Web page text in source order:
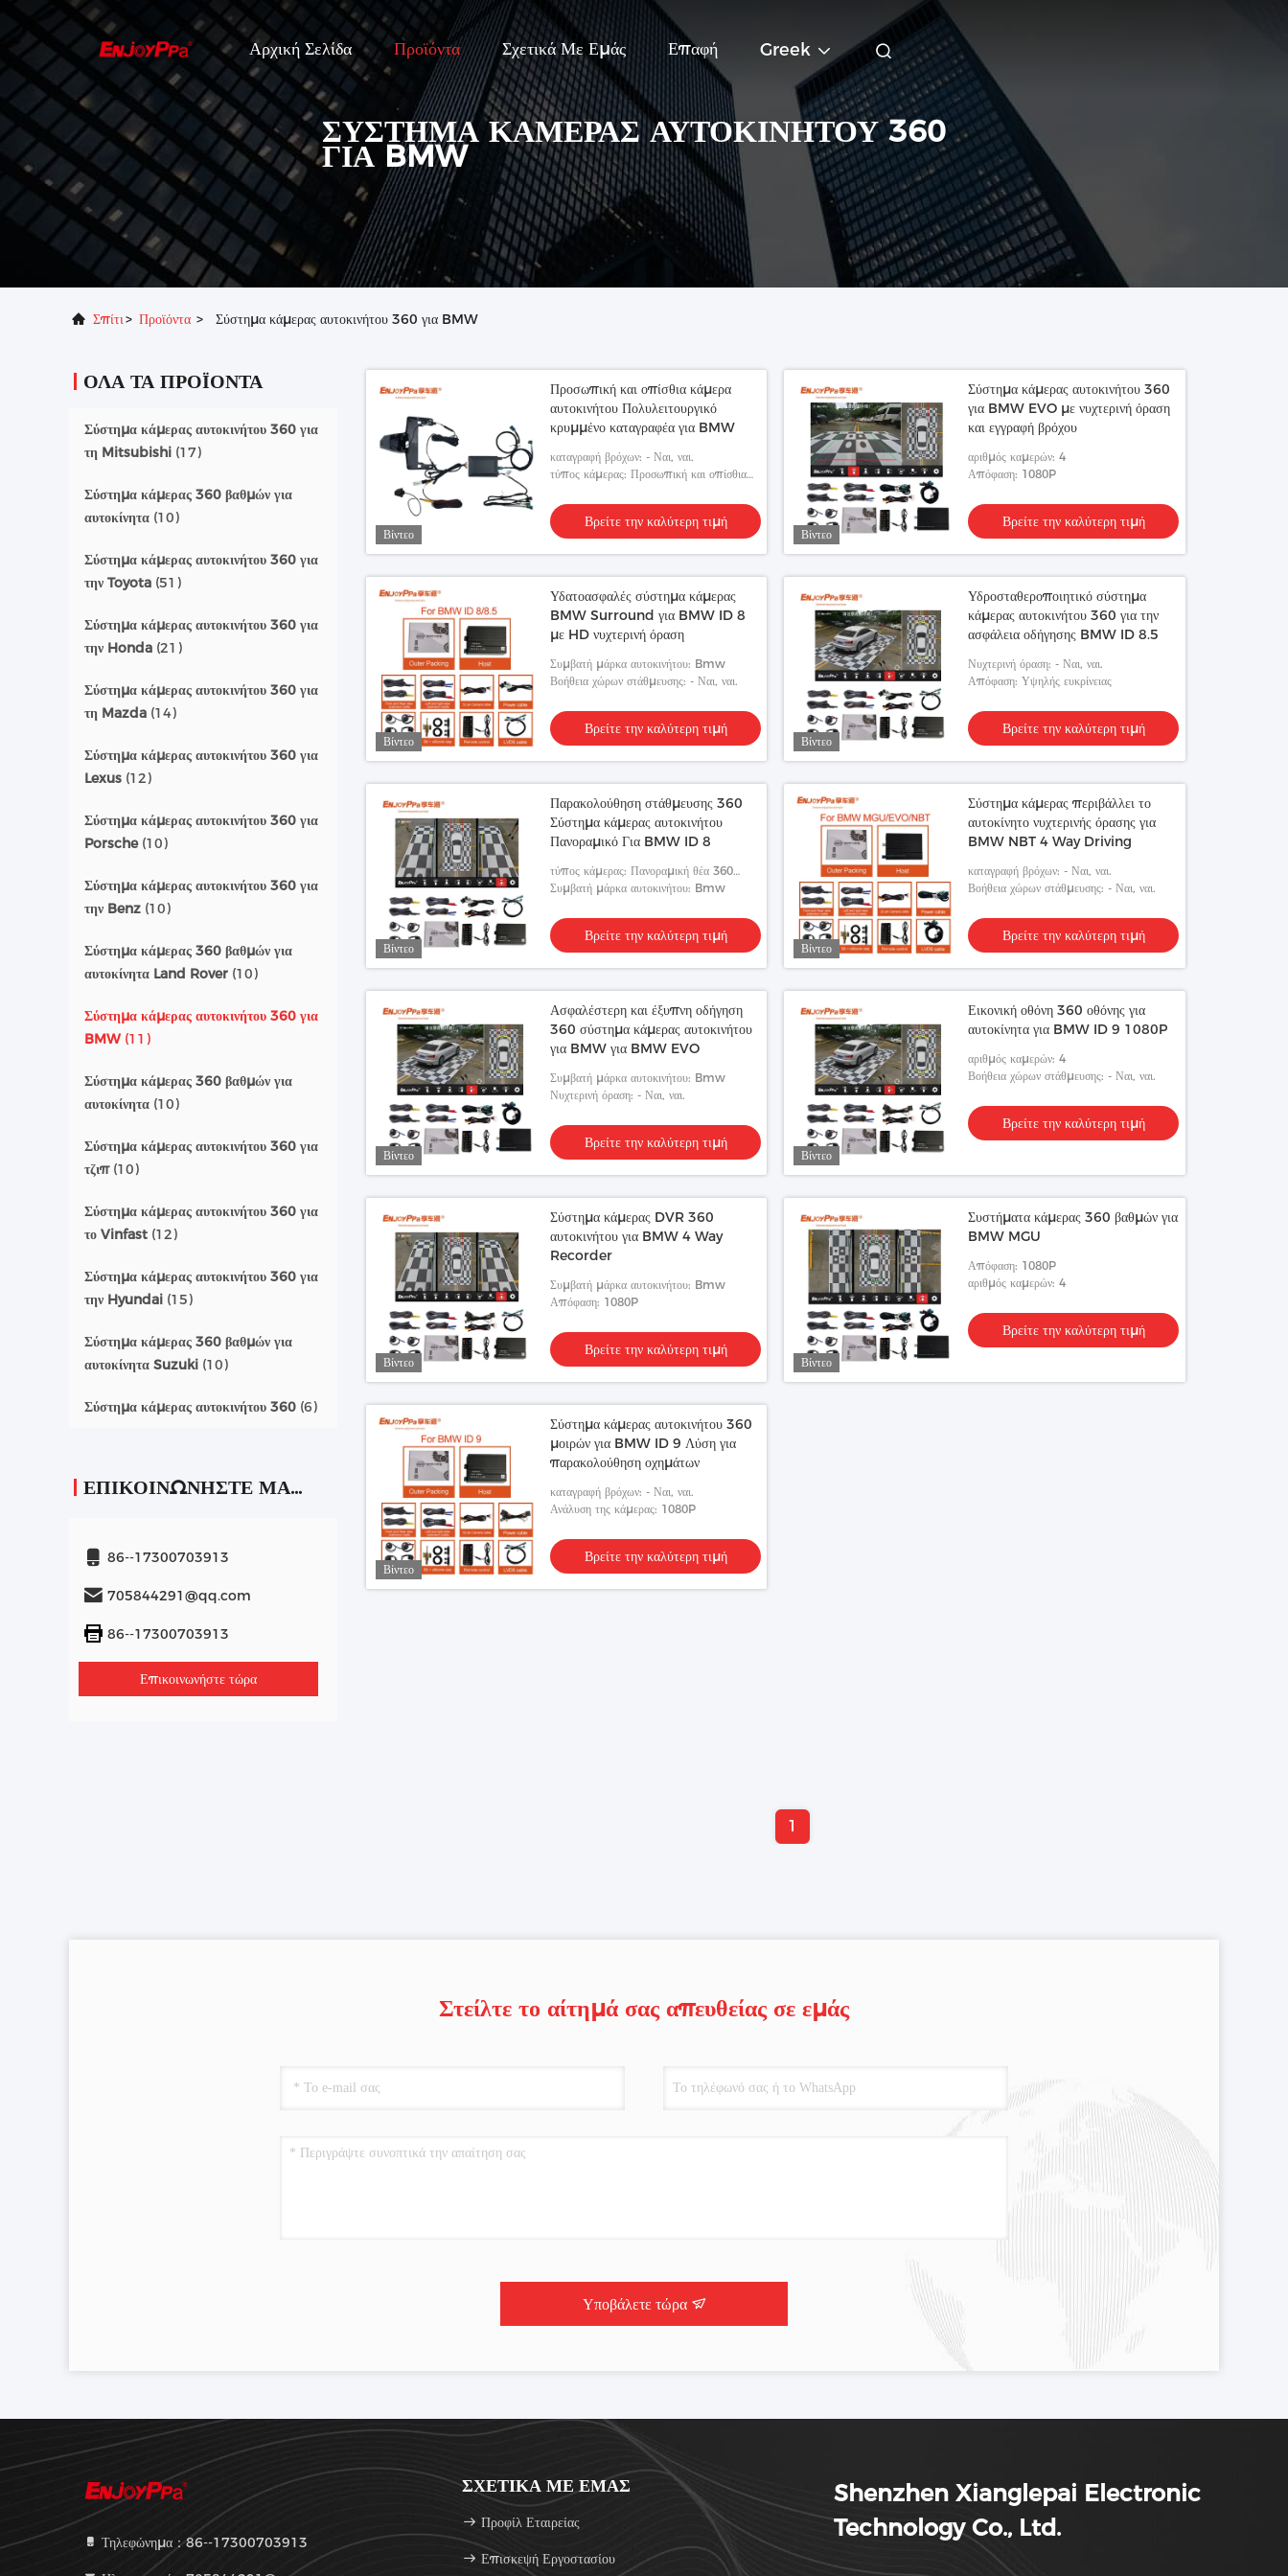
Αρχική Σελίδα Προϊόντα Σχετικά Με Εμάς Επαφή Greek
ΣΎΣΤΗΜΑ ΚΆΜΕΡΑΣ ΑΥΤΟΚΙΝΉΤΟΥ 360
ΓΙΑ BMW
Σπίτι> Προϊόντα > Σύστημα κάμερας αυτοκινήτου 360 για BMW
ΌΛΑ ΤΑ ΠΡΟΪΌΝΤΑ
Σύστημα κάμερας αυτοκινήτου 360 για
τη Mitsubishi (17)
Σύστημα κάμερας 360 βαθμών για
αυτοκίνητα (10)
Σύστημα κάμερας αυτοκινήτου 360 για
την Toyota (51)
Σύστημα κάμερας αυτοκινήτου 360 για
την Honda (21)
Σύστημα κάμερας αυτοκινήτου 360 για
τη Mazda (14)
Σύστημα κάμερας αυτοκινήτου 360 για
Lexus (12)
Σύστημα κάμερας αυτοκινήτου 360 για
Porsche(10)
Σύστημα κάμερας αυτοκινήτου 360 για
την Benz (10)
Σύστημα κάμερας 360 βαθμών για
αυτοκίνητα Land Rover (10)
Σύστημα κάμερας αυτοκινήτου 360 για
BMW(11)
Σύστημα κάμερας 360 βαθμών για
αυτοκίνητα (10)
Σύστημα κάμερας αυτοκινήτου 360 για
τζιπ(10)
Σύστημα κάμερας αυτοκινήτου 360 για
το Vinfast (12)
Σύστημα κάμερας αυτοκινήτου 360 για
την Hyundai (15)
Σύστημα κάμερας 360 βαθμών για
αυτοκίνητα Suzuki (10)
Σύστημα κάμερας αυτοκινήτου 360 (6)
ΕΠΙΚΟΙΝΩΝΉΣΤΕ ΜΑΖΊ ΜΑΣ
86--17300703913
705844291@qq.com
86--17300703913
Επικοινωνήστε τώρα
Βίντεο
Προσωπική και οπίσθια κάμερα
αυτοκινήτου Πολυλειτουργικό
κρυμμένο καταγραφέα για BMW
καταγραφή βρόχων: - Ναι, ναι.
τύπος κάμερας: Προσωπική και οπίσθια
Βρείτε την καλύτερη τιμή
Βίντεο
Σύστημα κάμερας αυτοκινήτου 360
για BMW EVO με νυχτερινή όραση
και εγγραφή βρόχου
αριθμός καμερών: 4
Απόφαση: 1080P
Βρείτε την καλύτερη τιμή
Βίντεο
Υδατοασφαλές σύστημα κάμερας
BMW Surround για BMW ID 8
με HD νυχτερινή όραση
Συμβατή μάρκα αυτοκινήτου: Bmw
Βοήθεια χώρων στάθμευσης: - Ναι, ναι.
Βρείτε την καλύτερη τιμή
Βίντεο
Υδροσταθεροποιητικό σύστημα
κάμερας αυτοκινήτου 360 για την
ασφάλεια οδήγησης BMW ID 8.5
Νυχτερινή όραση: - Ναι, ναι.
Απόφαση: Υψηλής ευκρίνειας
Βρείτε την καλύτερη τιμή
Βίντεο
Παρακολούθηση στάθμευσης 360
Σύστημα κάμερας αυτοκινήτου
Πανοραμικό Για BMW ID 8
τύπος κάμερας: Πανοραμική θέα 360
μοιρών
Συμβατή μάρκα αυτοκινήτου: Bmw
Βρείτε την καλύτερη τιμή
Βίντεο
Σύστημα κάμερας περιβάλλει το
αυτοκίνητο νυχτερινής όρασης για
BMW NBT 4 Way Driving
καταγραφή βρόχων: - Ναι, ναι.
Βοήθεια χώρων στάθμευσης: - Ναι, ναι.
Βρείτε την καλύτερη τιμή
Βίντεο
Ασφαλέστερη και έξυπνη οδήγηση
360 σύστημα κάμερας αυτοκινήτου
για BMW για BMW EVO
Συμβατή μάρκα αυτοκινήτου: Bmw
Νυχτερινή όραση: - Ναι, ναι.
Βρείτε την καλύτερη τιμή
Βίντεο
Εικονική οθόνη 360 οθόνης για
αυτοκίνητα για BMW ID 9 1080P
αριθμός καμερών: 4
Βοήθεια χώρων στάθμευσης: - Ναι, ναι.
Βρείτε την καλύτερη τιμή
Βίντεο
Σύστημα κάμερας DVR 360
αυτοκινήτου για BMW 4 Way
Recorder
Συμβατή μάρκα αυτοκινήτου: Bmw
Απόφαση: 1080P
Βρείτε την καλύτερη τιμή
Βίντεο
Συστήματα κάμερας 360 βαθμών για
BMW MGU
Απόφαση: 1080P
αριθμός καμερών: 4
Βρείτε την καλύτερη τιμή
Βίντεο
Σύστημα κάμερας αυτοκινήτου 360
μοιρών για BMW ID 9 Λύση για
παρακολούθηση οχημάτων
καταγραφή βρόχων: - Ναι, ναι.
Ανάλυση της κάμερας: 1080P
Βρείτε την καλύτερη τιμή
1
Στείλτε το αίτημά σας απευθείας σε εμάς
Υποβάλετε τώρα
Τηλεφώνημα：86--17300703913
ΣΧΕΤΙΚΆ ΜΕ ΕΜΆΣ
Προφίλ Εταιρείας
Επισκεψή Εργοστασίου
Shenzhen Xianglepai Electronic
Technology Co., Ltd.